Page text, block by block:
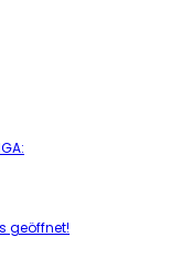
geöffnet!